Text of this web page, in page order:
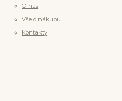
O nás
Vše o nákupu
Kontakty